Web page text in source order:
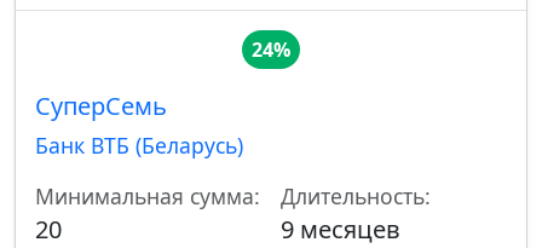
24%
СуперСемь
Банк ВТБ (Беларусь)
Минимальная сумма:
20
Длительность:
9 месяцев